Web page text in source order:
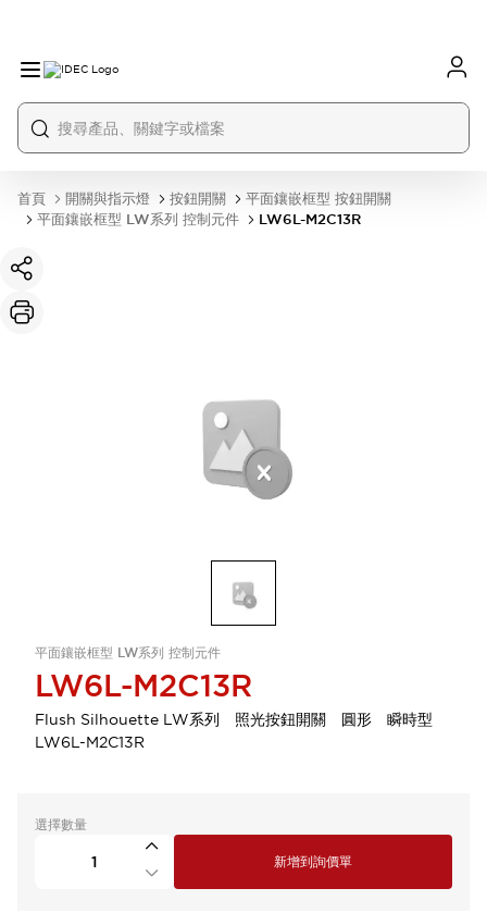
首頁 開關與指示燈 按鈕開關
平面鑲嵌框型 按鈕開關
平面鑲嵌框型 LW系列 控制元件
LW6L-M2C13R
平面鑲嵌框型 LW系列 控制元件
LW6L-M2C13R
Flush Silhouette LW系列 照光按鈕開關 圓形 瞬時型
LW6L-M2C13R
選擇數量
新增到詢價單